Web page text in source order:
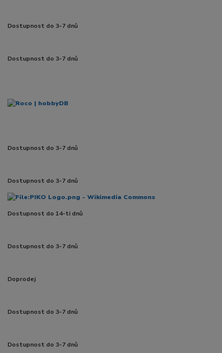
Dostupnost do 3-7 dnů
Dostupnost do 3-7 dnů
Dostupnost do 3-7 dnů
Dostupnost do 3-7 dnů
Dostupnost do 14-ti dnů
Dostupnost do 3-7 dnů
Doprodej
Dostupnost do 3-7 dnů
Dostupnost do 3-7 dnů